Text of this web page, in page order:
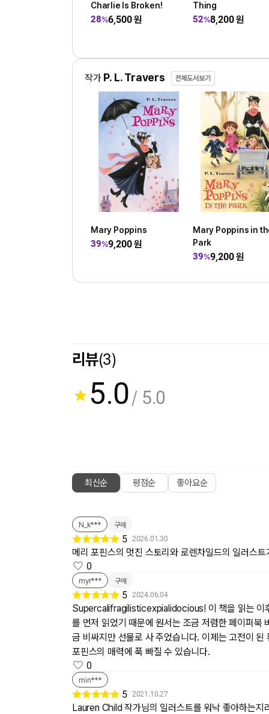
Charlie Is Broken!
28%6,500원
Thing
52%8,200원
작가 P. L. Travers 전체도서보기
Mary Poppins
39%9,200원
Mary Poppins in
Park
39%9,200원
리뷰(3)
5.0/ 5.0
최신순 평점순 좋아요순
N_k*** 구매
5 2026.01.30
메리 포핀스의 멋진 스토리와 로렌차일드의 일러스트
0
myr*** 구매
5 2024.06.04
Supercalifragilisticexpialidocious! 이 책을 읽는 이
를 먼저 읽었기 때문에 원서는 조금 저렴한 페이퍼북
금 비싸지만 선물로 사 주었습니다. 이제는 고전이
포핀스의 매력에 푹 빠질 수 있습니다.
0
min***
5 2021.10.27
Lauren Child 작가님의 일러스트를 워낙 좋아하는지